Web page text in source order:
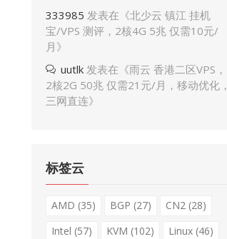
333985 发表在《北少云 镇江 挂机
宝/VPS 测评，2核4G 5兆 仅需10元/
月 》
uutlk 发表在《雨云 香港二区VPS，
2核2G 50兆 仅需21元/月，移动优化，
三网直连》
标签云
AMD (35) BGP (27) CN2 (28)
Intel (57) KVM (102) Linux (46)